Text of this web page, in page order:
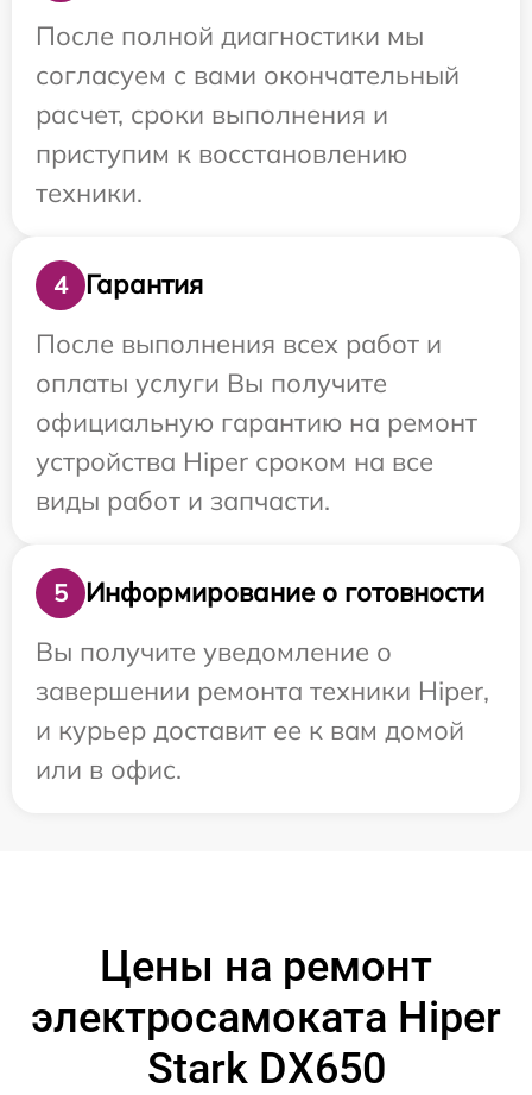
После полной диагностики мы
согласуем с вами окончательный
расчет, сроки выполнения и
приступим к восстановлению
техники.
4
Гарантия
После выполнения всех работ и
оплаты услуги Вы получите
официальную гарантию на ремонт
устройства Hiper сроком на все
виды работ и запчасти.
5
Информирование о готовности
Вы получите уведомление о
завершении ремонта техники Hiper,
и курьер доставит ее к вам домой
или в офис.
Цены на ремонт
электросамоката Hiper
Stark DX650